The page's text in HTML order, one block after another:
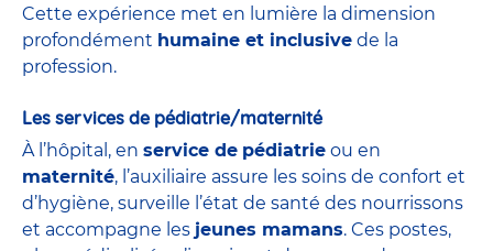
Cette expérience met en lumière la dimension
profondément humaine et inclusive de la
profession.
Les services de pédiatrie/maternité
À l’hôpital, en service de pédiatrie ou en
maternité, l’auxiliaire assure les soins de confort et
d’hygiène, surveille l’état de santé des nourrissons
et accompagne les jeunes mamans. Ces postes,